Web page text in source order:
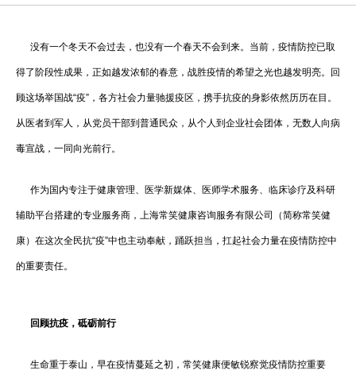
没有一个冬天不会过去，也没有一个春天不会到来。当前，疫情防控已取
得了阶段性成果，正如越发浓郁的春意，战胜疫情的希望之光也越发明亮。回
顾这场举国战“疫”，各方社会力量驰援疫区，携手抗疫的身影依然历历在目。
从医者到军人，从党员干部到普通民众，从个人到企业社会团体，无数人向病
毒宣战，一同向光前行。
作为国内专注于健康管理、医学新媒体、医师学术服务、临床诊疗及科研
辅助平台搭建的专业服务商，上海常笑健康咨询服务有限公司（简称常笑健
康）在这次全民抗“疫”中也主动奉献，踊跃担当，扛起社会力量在疫情防控中
的重要责任。
回顾抗疫，砥砺前行
生命重于泰山，早在疫情蔓延之初，常笑健康便敏锐察觉疫情防控重要